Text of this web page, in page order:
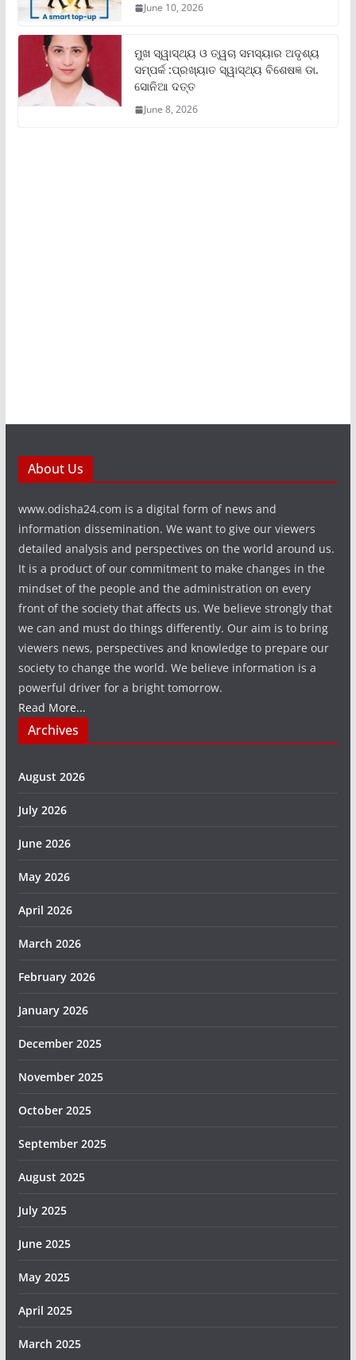
June 10, 2026
ମୁଖ ସ୍ୱାସ୍ଥ୍ୟ ଓ ତ୍ୱଚା ସମସ୍ୟାର ଅଦୃଶ୍ୟ
ସମ୍ପର୍କ :ପ୍ରଖ୍ୟାତ ସ୍ୱାସ୍ଥ୍ୟ ବିଶେଷଜ୍ଞ ଡା.
ସୋନିଆ ଦତ୍ତ
June 8, 2026
About Us
www.odisha24.com is a digital form of news and
information dissemination. We want to give our viewers
detailed analysis and perspectives on the world around us.
It is a product of our commitment to make changes in the
mindset of the people and the administration on every
front of the society that affects us. We believe strongly that
we can and must do things differently. Our aim is to bring
viewers news, perspectives and knowledge to prepare our
society to change the world. We believe information is a
powerful driver for a bright tomorrow.
Read More...
Archives
August 2026
July 2026
June 2026
May 2026
April 2026
March 2026
February 2026
January 2026
December 2025
November 2025
October 2025
September 2025
August 2025
July 2025
June 2025
May 2025
April 2025
March 2025